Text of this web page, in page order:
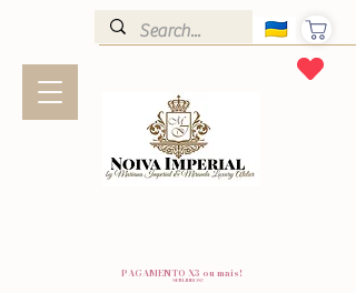
PAGAMENTO X3 ou mais!
SEM JUROS!